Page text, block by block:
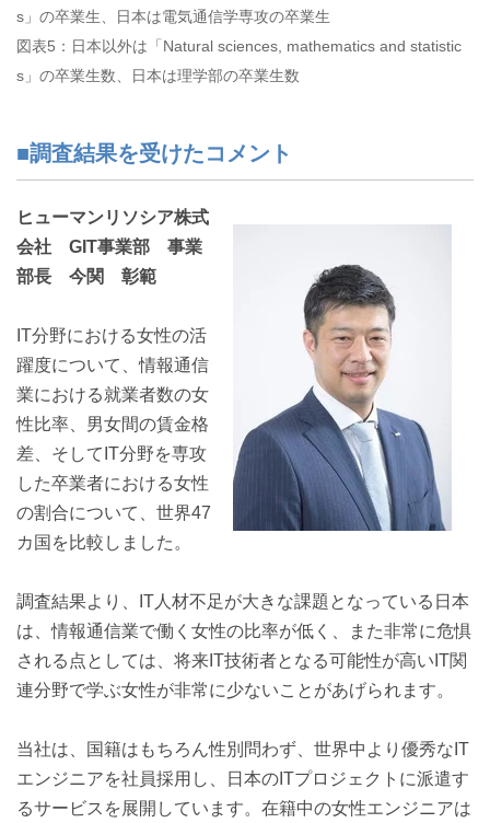
s」の卒業生、日本は電気通信学専攻の卒業生
図表5：日本以外は「Natural sciences, mathematics and statistic
s」の卒業生数、日本は理学部の卒業生数
■調査結果を受けたコメント
ヒューマンリソシア株式
会社 GIT事業部 事業
部長 今関 彰範
IT分野における女性の活
躍度について、情報通信
業における就業者数の女
性比率、男女間の賃金格
差、そしてIT分野を専攻
した卒業者における女性
の割合について、世界47
カ国を比較しました。
調査結果より、IT人材不足が大きな課題となっている日本
は、情報通信業で働く女性の比率が低く、また非常に危惧
される点としては、将来IT技術者となる可能性が高いIT関
連分野で学ぶ女性が非常に少ないことがあげられます。
当社は、国籍はもちろん性別問わず、世界中より優秀なIT
エンジニアを社員採用し、日本のITプロジェクトに派遣す
るサービスを展開しています。在籍中の女性エンジニアは